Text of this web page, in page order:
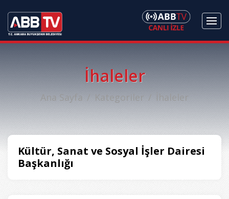
İhaleler
Ana Sayfa Kategoriler İhaleler
Kültür, Sanat ve Sosyal İşler Dairesi
Başkanlığı